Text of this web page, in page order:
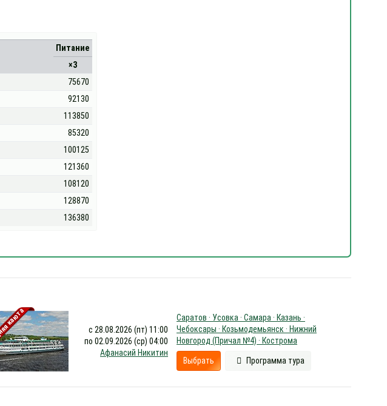
Питание
×3
75670
92130
113850
85320
100125
121360
108120
128870
136380
каюта
с 28.08.2026 (пт) 11:00
по 02.09.2026 (ср) 04:00
Афанасий Никитин
Саратов · Усовка · Самара · Казань ·
Чебоксары · Козьмодемьянск · Нижний
Новгород (Причал №4) · Кострома
Выбрать Программа тура